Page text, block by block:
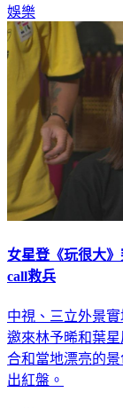
娛樂
女星登《玩很大
call救兵
中視、三立外景
邀來林予晞和葉
合和當地漂亮的
出紅盤。